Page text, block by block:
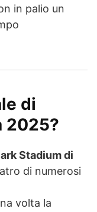
in palio un
di
2025?
Stadium di
di numerosi
volta la